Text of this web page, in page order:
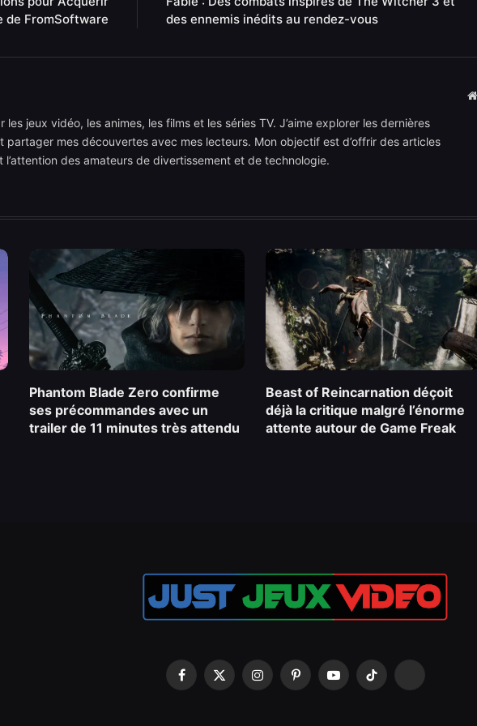
de FromSoftware
des ennemis inédits au rendez-vous
jeux vidéo, les animes, les films et les séries TV. J’aime explorer les dernières
mes découvertes avec mes lecteurs. Mon objectif est d’offrir des articles
des amateurs de divertissement et de technologie.
Phantom Blade Zero confirme
ses précommandes avec un
trailer de 11 minutes très attendu
Beast of Reincarnation déçoit
déjà la critique malgré l’énorme
attente autour de Game Freak
Facebook
X
InstagramPinterestYouTubeTikTok Snapchat